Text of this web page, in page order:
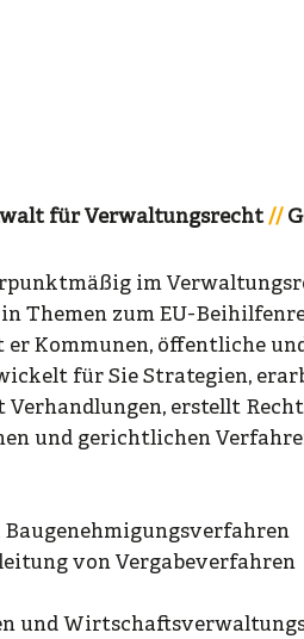
für Verwaltungsrecht
im
Themen zum EU-
Kommunen, öffentliche
für Sie Strategien,
Verhandlungen, erstellt
und gerichtlichen
von Vergabeverfahren
und